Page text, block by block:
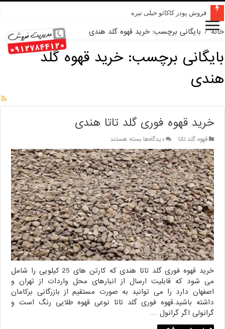
فروش پودر کاکائو خیلی تیره
خانه / بایگانی برچسب: خرید قهوه گلد هندی
بایگانی برچسب:خرید قهوه گلد
هندی
خرید قهوه فوری گلد تاتا هندی
قهوه گلد تاتا دیدگاه‌هابرای
خرید
قهوه
فوری
گلد
تاتا
هندی
بسته هستند
خرید قهوه فوری گلد تاتا هندی که کارتن های 25 کیلویی را شامل
می شود که قابلیت ارسال از انبارهای محل واردات از تهران و
اصفهان دارد را می توانید به صورت مستقیم از بازرگانی برکامان
داشته باشید.قهوه فوری گلد تاتا نوعی قهوه طلایی رنگ است و
گرانولی اگر گرانول …